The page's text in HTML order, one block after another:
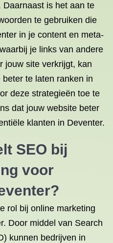
is het aan te
te gebruiken die
in je content en meta-
je links van andere
jouw site verkrijgt, kan
te laten ranken in
deze strategieën toe te
dat jouw website beter
klanten in Deventer.
SEO bij
voor
rol bij online marketing
Door middel van Search
kunnen bedrijven in